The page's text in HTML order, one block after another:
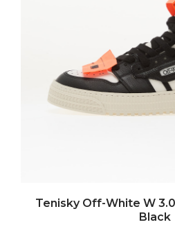
Tenisky Off-White W
Black